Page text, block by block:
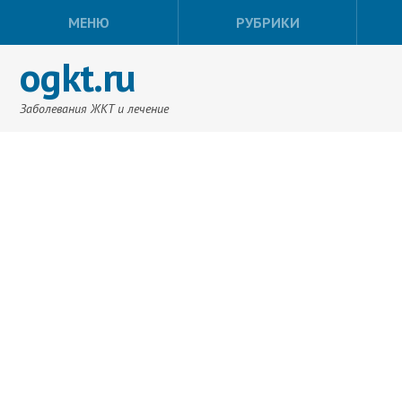
МЕНЮ РУБРИКИ
ogkt.ru
Заболевания ЖКТ и лечение